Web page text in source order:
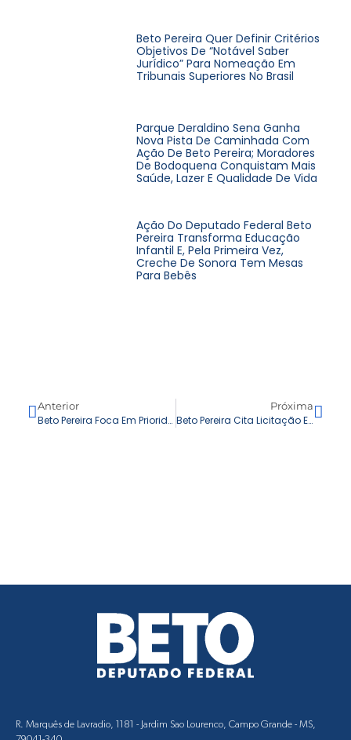
Beto Pereira Quer Definir Critérios
Objetivos De “notável Saber
Jurídico” Para Nomeação Em
Tribunais Superiores No Brasil
Parque Deraldino Sena Ganha
Nova Pista De Caminhada Com
Ação De Beto Pereira; Moradores
De Bodoquena Conquistam Mais
Saúde, Lazer E Qualidade De Vida
Ação Do Deputado Federal Beto
Pereira Transforma Educação
Infantil E, Pela Primeira Vez,
Creche De Sonora Tem Mesas
Para Bebês
Anterior
Beto Pereira Foca Em Prioridades Para Moreninhas: Asfalto, Revitalização Do Parque Jacques Da Luz E A Reativação Do Hospital Da Mulher
Próxima
Beto Pereira Cita Licitação Emergencial Para Não Deixar Faltar Remédios Na Saúde De Campo Grande
R. Marquês de Lavradio, 1181 - Jardim Sao Lourenco, Campo Grande - MS,